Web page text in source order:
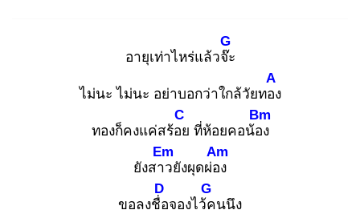
อายุเท่าไหร่แล้วจ๊ะ
G
ไม่นะ ไม่นะ อย่าบอกว่าใกล้วัยทอง
A
ทองก็คงแค่สร้อย
C
ที่ห้อยคอน้อง
Bm
ยังสาว
Em
ยังผุดผ่อง
Am
ขอลงชื่อ
D
จองไว้ค
G
นนึง